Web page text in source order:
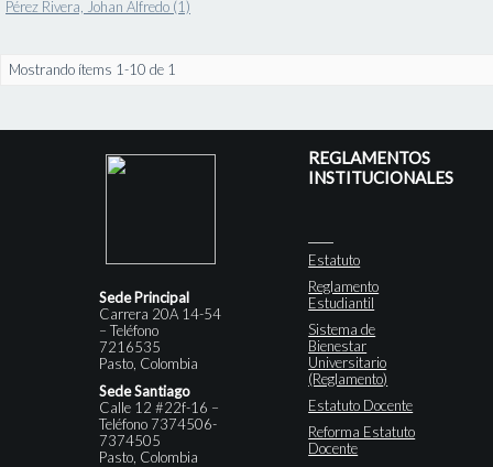
Pérez Rivera, Johan Alfredo (1)
Mostrando ítems 1-10 de 1
Sede Principal
Carrera 20A 14-54
– Teléfono
7216535
Pasto, Colombia
Sede Santiago
Calle 12 #22f-16 –
Teléfono 7374506-
7374505
Pasto, Colombia
REGLAMENTOS
INSTITUCIONALES
Estatuto
Reglamento
Estudiantil
Sistema de
Bienestar
Universitario
(Reglamento)
Estatuto Docente
Reforma Estatuto
Docente